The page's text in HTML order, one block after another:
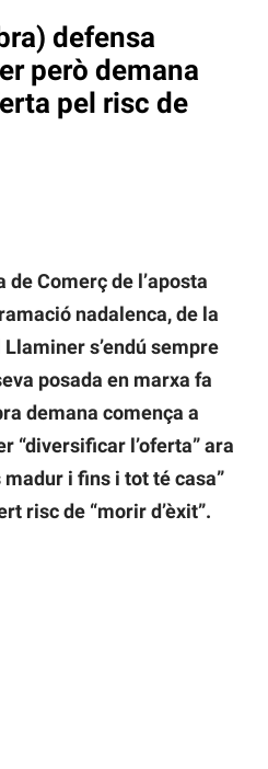
defensa
però demana
pel risc de
de Comerç de l’aposta
nadalenca, de la
s’endú sempre
posada en marxa fa
demana comença a
“diversificar l’oferta” ara
i fins i tot té casa”
risc de “morir d’èxit”.